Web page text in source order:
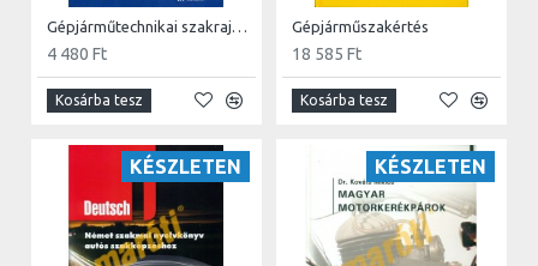
Az Online verzió több szerveren fut egyszerre, ezáltal
biztosítva a zökkenőmentes szolgáltatást.
Piacvezető járműtechnikai adatbázisnak létezik
egy 3 napos próba verziója.
Gépjárműtechnikai szakrajz (CD melléklettel)
4 480 Ft
Kosárba tesz
Gépjárműszakértés
18 585 Ft
Kosárba tesz
KÉSZLETEN KÉSZLETEN